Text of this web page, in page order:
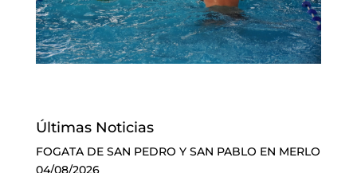
Últimas Noticias
FOGATA DE SAN PEDRO Y SAN PABLO EN MERLO
04/08/2026